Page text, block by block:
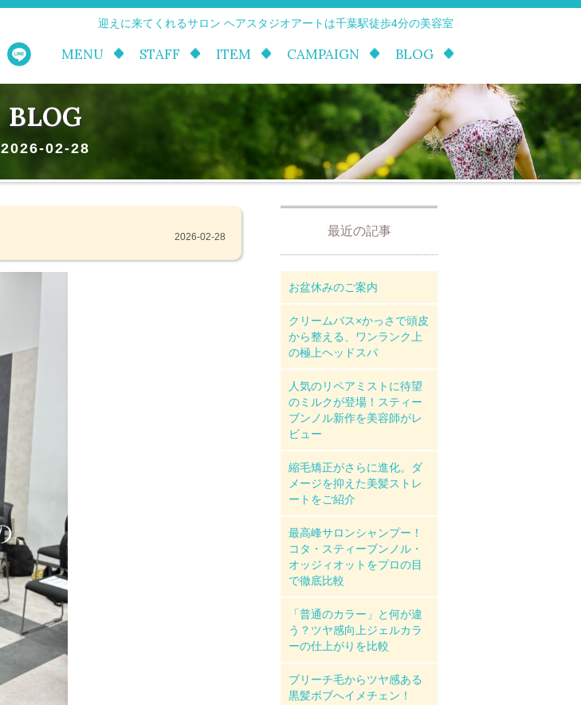
迎えに来てくれるサロン ヘアスタジオアートは千葉駅徒歩4分の美容室
MENU STAFF ITEM CAMPAIGN BLOG
BLOG
2026-02-28
2026-02-28 最近の記事
お盆休みのご案内
クリームバス×かっさで頭皮
から整える、ワンランク上
の極上ヘッドスパ
人気のリペアミストに待望
のミルクが登場！スティー
ブンノル新作を美容師がレ
ビュー
縮毛矯正がさらに進化。ダ
メージを抑えた美髪ストレ
ートをご紹介
最高峰サロンシャンプー！
コタ・スティーブンノル・
オッジィオットをプロの目
で徹底比較
「普通のカラー」と何が違
う？ツヤ感向上ジェルカラ
ーの仕上がりを比較
ブリーチ毛からツヤ感ある
黒髪ボブへイメチェン！